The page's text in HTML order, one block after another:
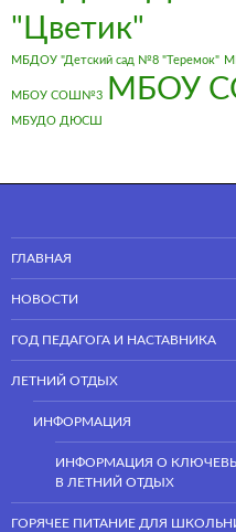
"Цветик"
МБДОУ "Детский сад №8 "Теремок"
МБОУ СОШ№3 МБОУ
МБУДО ДЮСШ
ГЛАВНАЯ
НОВОСТИ
ГОД ПЕДАГОГА И НАСТАВНИКА
ЛЕТНИЙ ОТДЫХ
ИНФОРМАЦИЯ
ИНФОРМАЦИЯ О
В ЛЕТНИЙ ОТДЫХ
ГОРЯЧЕЕ ПИТАНИЕ ДЛЯ